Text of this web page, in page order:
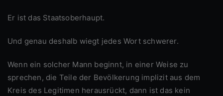
Er ist das Staatsoberhaupt.
Und genau deshalb wiegt jedes Wort schwerer.
Wenn ein solcher Mann beginnt, in einer Weise zu
sprechen, die Teile der Bevölkerung implizit aus dem
Kreis des Legitimen herausrückt, dann ist das kein